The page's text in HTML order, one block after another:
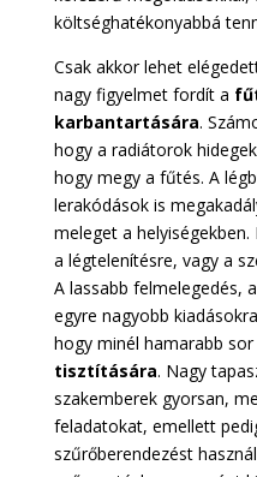
költséghatékonyabbá
Csak akkor lehet
nagy figyelmet fordít a
karbantartására.
hogy a radiátorok
hogy megy a fűtés. A
lerakódások is
meleget a
a légtelenítésre, vagy a
A lassabb felmelegedés,
egyre nagyobb
hogy minél hamarabb
tisztítására. Nagy
szakemberek gyorsan,
feladatokat, emellett
szűrőberendezést